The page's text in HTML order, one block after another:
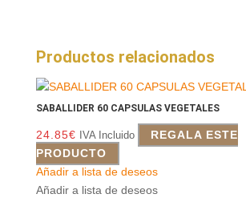
Productos relacionados
SABALLIDER 60 CAPSULAS VEGETALES
24.85€ IVA Incluido
REGALA ESTE
PRODUCTO
Añadir a lista de deseos
Añadir a lista de deseos